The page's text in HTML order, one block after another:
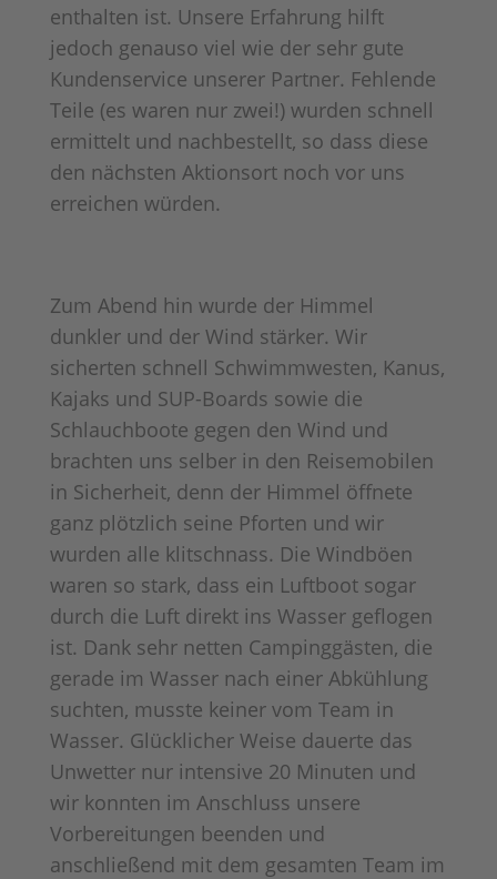
enthalten ist. Unsere Erfahrung hilft
jedoch genauso viel wie der sehr gute
Kundenservice unserer Partner. Fehlende
Teile (es waren nur zwei!) wurden schnell
ermittelt und nachbestellt, so dass diese
den nächsten Aktionsort noch vor uns
erreichen würden.
Zum Abend hin wurde der Himmel
dunkler und der Wind stärker. Wir
sicherten schnell Schwimmwesten, Kanus,
Kajaks und SUP-Boards sowie die
Schlauchboote gegen den Wind und
brachten uns selber in den Reisemobilen
in Sicherheit, denn der Himmel öffnete
ganz plötzlich seine Pforten und wir
wurden alle klitschnass. Die Windböen
waren so stark, dass ein Luftboot sogar
durch die Luft direkt ins Wasser geflogen
ist. Dank sehr netten Campinggästen, die
gerade im Wasser nach einer Abkühlung
suchten, musste keiner vom Team in
Wasser. Glücklicher Weise dauerte das
Unwetter nur intensive 20 Minuten und
wir konnten im Anschluss unsere
Vorbereitungen beenden und
anschließend mit dem gesamten Team im